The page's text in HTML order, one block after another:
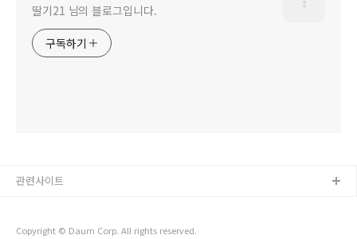
딸기21 님의 블로그입니다.
구독하기
Copyright © Daum Corp. All rights reserved.
관련사이트